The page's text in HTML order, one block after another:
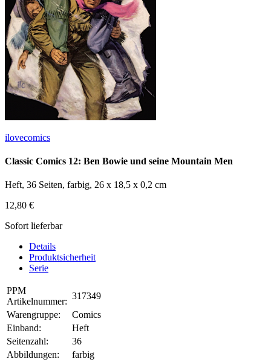
ilovecomics
Classic Comics 12: Ben Bowie und seine Mountain Men
Heft, 36 Seiten, farbig, 26 x 18,5 x 0,2 cm
12,80 €
Sofort lieferbar
Details
Produktsicherheit
Serie
PPM
Artikelnummer:
317349
Warengruppe:
Comics
Einband:
Heft
Seitenzahl:
36
Abbildungen:
farbig